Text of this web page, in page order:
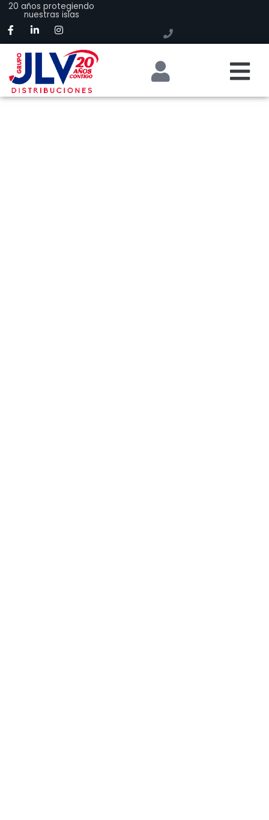
20 años protegiendo
nuestras islas